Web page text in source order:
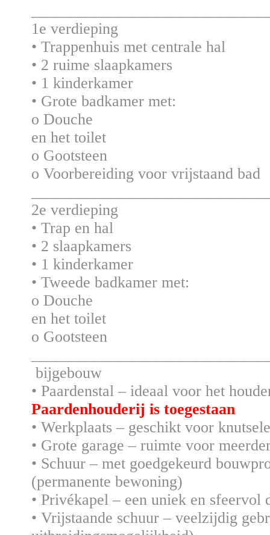
1e verdieping
• Trappenhuis met centrale hal
• 2 ruime slaapkamers
• 1 kinderkamer
• Grote badkamer met:
o Douche
en het toilet
o Gootsteen
o Voorbereiding voor vrijstaand bad
2e verdieping
• Trap en hal
• 2 slaapkamers
• 1 kinderkamer
• Tweede badkamer met:
o Douche
en het toilet
o Gootsteen
bijgebouw
• Paardenstal – ideaal voor het
Paardenhouderij is toegestaan
• Werkplaats – geschikt voor
• Grote garage – ruimte voor
• Schuur – met goedgekeurd
(permanente bewoning)
• Privékapel – een uniek en sfeervol
• Vrijstaande schuur – veelzijdig